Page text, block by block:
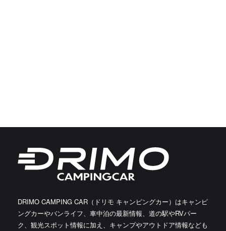
DRIMO CAMPING CAR（ドリモ キャンピングカー）はキャンピ
ングカーやバンライフ、車中泊の最新情報、道の駅やRVパー
ク、観光スポット情報に加え、キャンプやアウトドア情報なども